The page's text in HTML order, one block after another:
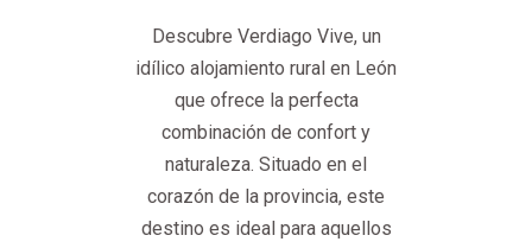
Descubre Verdiago Vive, un
idílico alojamiento rural en León
que ofrece la perfecta
combinación de confort y
naturaleza. Situado en el
corazón de la provincia, este
destino es ideal para aquellos